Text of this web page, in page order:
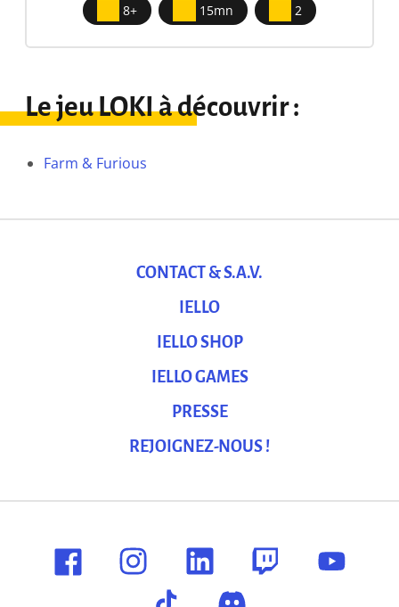
8+ 15mn 2
Le jeu LOKI à découvrir :
Farm & Furious
CONTACT & S.A.V.
IELLO
IELLO SHOP
IELLO GAMES
PRESSE
REJOIGNEZ-NOUS !